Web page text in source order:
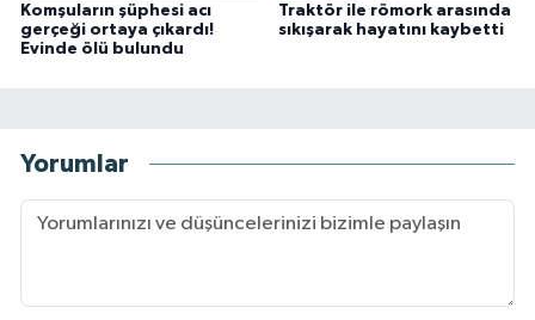
Komşuların şüphesi acı
gerçeği ortaya çıkardı!
Evinde ölü bulundu
Traktör ile römork arasında
sıkışarak hayatını kaybetti
Yorumlar